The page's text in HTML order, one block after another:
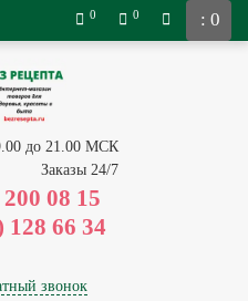
: 0
0 0
до 21.00 МСК
Заказы 24/7
08 15
звонок